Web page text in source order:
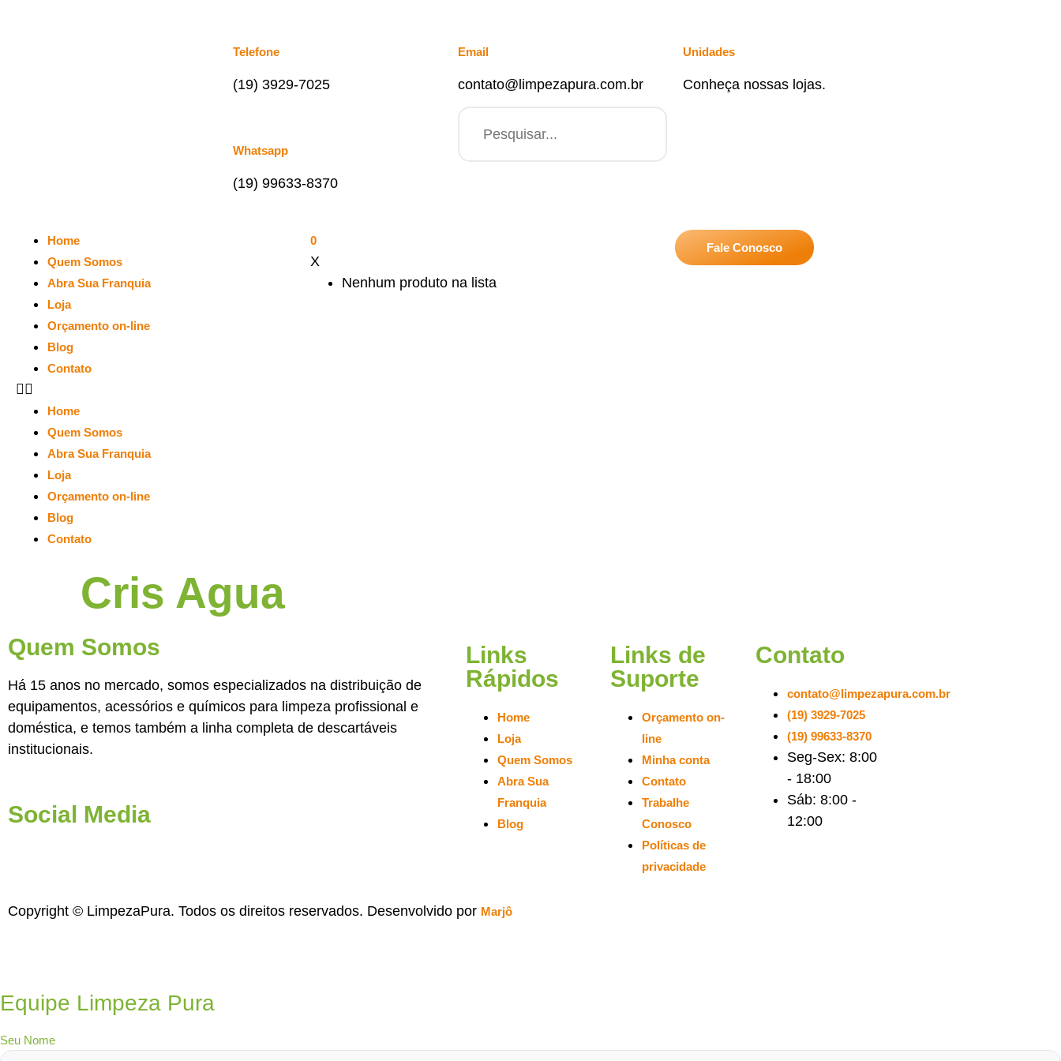
Telefone
(19) 3929-7025
Whatsapp
(19) 99633-8370
Email
contato@limpezapura.com.br
Unidades
Conheça nossas lojas.
Home
Quem Somos
Abra Sua Franquia
Loja
Orçamento on-line
Blog
Contato
Home
Quem Somos
Abra Sua Franquia
Loja
Orçamento on-line
Blog
Contato
0
X
Nenhum produto na lista
Fale Conosco
Cris Agua
Quem Somos
Há 15 anos no mercado, somos especializados na distribuição de
equipamentos, acessórios e químicos para limpeza profissional e
doméstica, e temos também a linha completa de descartáveis
institucionais.
Social Media
Links
Rápidos
Home
Loja
Quem Somos
Abra Sua
Franquia
Blog
Links de
Suporte
Orçamento on-
line
Minha conta
Contato
Trabalhe
Conosco
Políticas de
privacidade
Contato
contato@limpezapura.com.br
(19) 3929-7025
(19) 99633-8370
Seg-Sex: 8:00
- 18:00
Sáb: 8:00 -
12:00
Copyright © LimpezaPura. Todos os direitos reservados. Desenvolvido por Marjô
Equipe Limpeza Pura
Seu Nome